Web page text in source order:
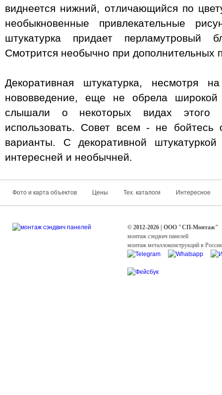
виднеется нижний, отличающийся по
необыкновенные привлекательные
штукатурка придает перламутровый
Смотрится необычно при дополнительных
Декоративная штукатурка, несмотря
нововведение, еще не обрела широкой
слышали о некоторых видах этого
использовать. Совет всем - не бойтесь
варианты. С декоративной
интересней и необычней.
Фото и карта объектов Цены Тех. каталоги Интересное
© 2012-2026 | ООО "СП-Монтаж"
монтаж сэндвич панелей
монтаж металлоконструкций в России